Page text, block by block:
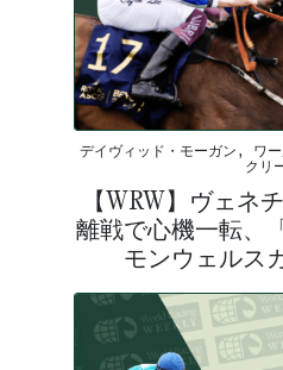
デイヴィッド・モーガン, ワ
クリ
【WRW】ヴェネ
離戦で心機一転、
モンウェルス